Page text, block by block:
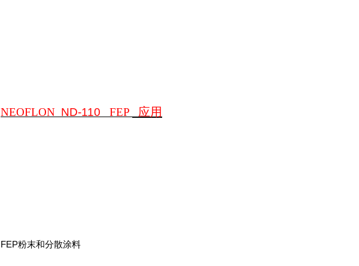
NEOFLON ND-110 FEP 应用
FEP粉末和分散涂料